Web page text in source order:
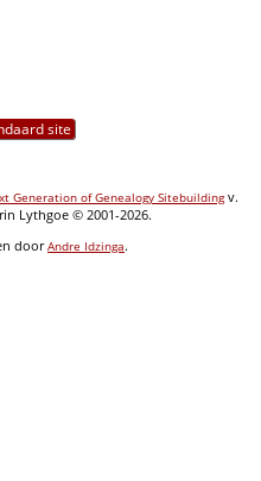
site
Generation of Genealogy Sitebuildingv.
Lythgoe © 2001-2026.
doorAndre Idzinga.